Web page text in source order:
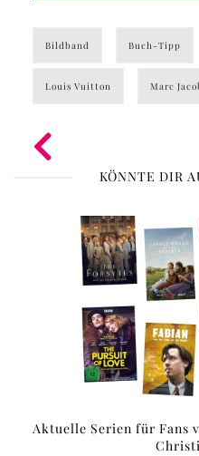
Bildband Buch-Tipp
Louis Vuitton Marc
KÖNNTE DIR
Aktuelle Serien für Fans